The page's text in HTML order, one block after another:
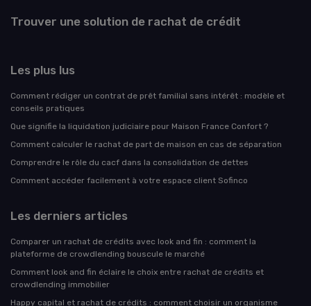
Trouver une solution de rachat de crédit
Les plus lus
Comment rédiger un contrat de prêt familial sans intérêt : modèle et
conseils pratiques
Que signifie la liquidation judiciaire pour Maison France Confort ?
Comment calculer le rachat de part de maison en cas de séparation
Comprendre le rôle du cacf dans la consolidation de dettes
Comment accéder facilement à votre espace client Sofinco
Les derniers articles
Comparer un rachat de crédits avec look and fin : comment la
plateforme de crowdlending bouscule le marché
Comment look and fin éclaire le choix entre rachat de crédits et
crowdlending immobilier
Happy capital et rachat de crédits : comment choisir un organisme